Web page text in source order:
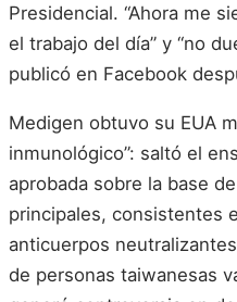
Presidencial. “Ahora me
el trabajo del día” y “no
publicó en Facebook
Medigen obtuvo su EUA
inmunológico”: saltó el
aprobada sobre la base
principales, consistentes
anticuerpos
de personas taiwanesas